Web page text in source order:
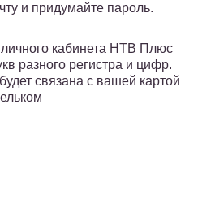
и придумайте пароль.
кабинета НТВ Плюс
разного регистра и цифр.
связана с вашей картой